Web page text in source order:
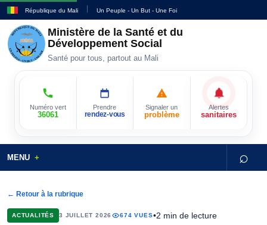
République du Mali Un Peuple - Un But - Une Foi
Ministère de la Santé et du
Développement Social
Santé pour tous, partout au Mali
Numéro vert
36061
Prendre
rendez-vous
Signaler un
problème
Alertes
sanitaires
MENU ⌕
← Retour à la rubrique
ACTUALITÉS 3 JUILLET 2026 674 VUES•2 min de lecture